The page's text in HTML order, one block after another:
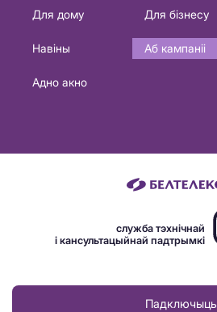
Основная
навигация
Для дому Для бізнесу
Навіны
Аб кампаніі
Адно акно
служба тэхнічнай
і кансультацыйнай падтрымкі
Падключыць